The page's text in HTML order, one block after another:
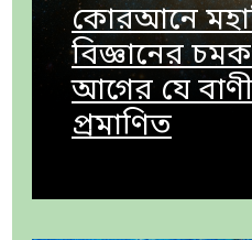
কোরআনে
বিজ্ঞানের
আগের যে
প্রমাণিত